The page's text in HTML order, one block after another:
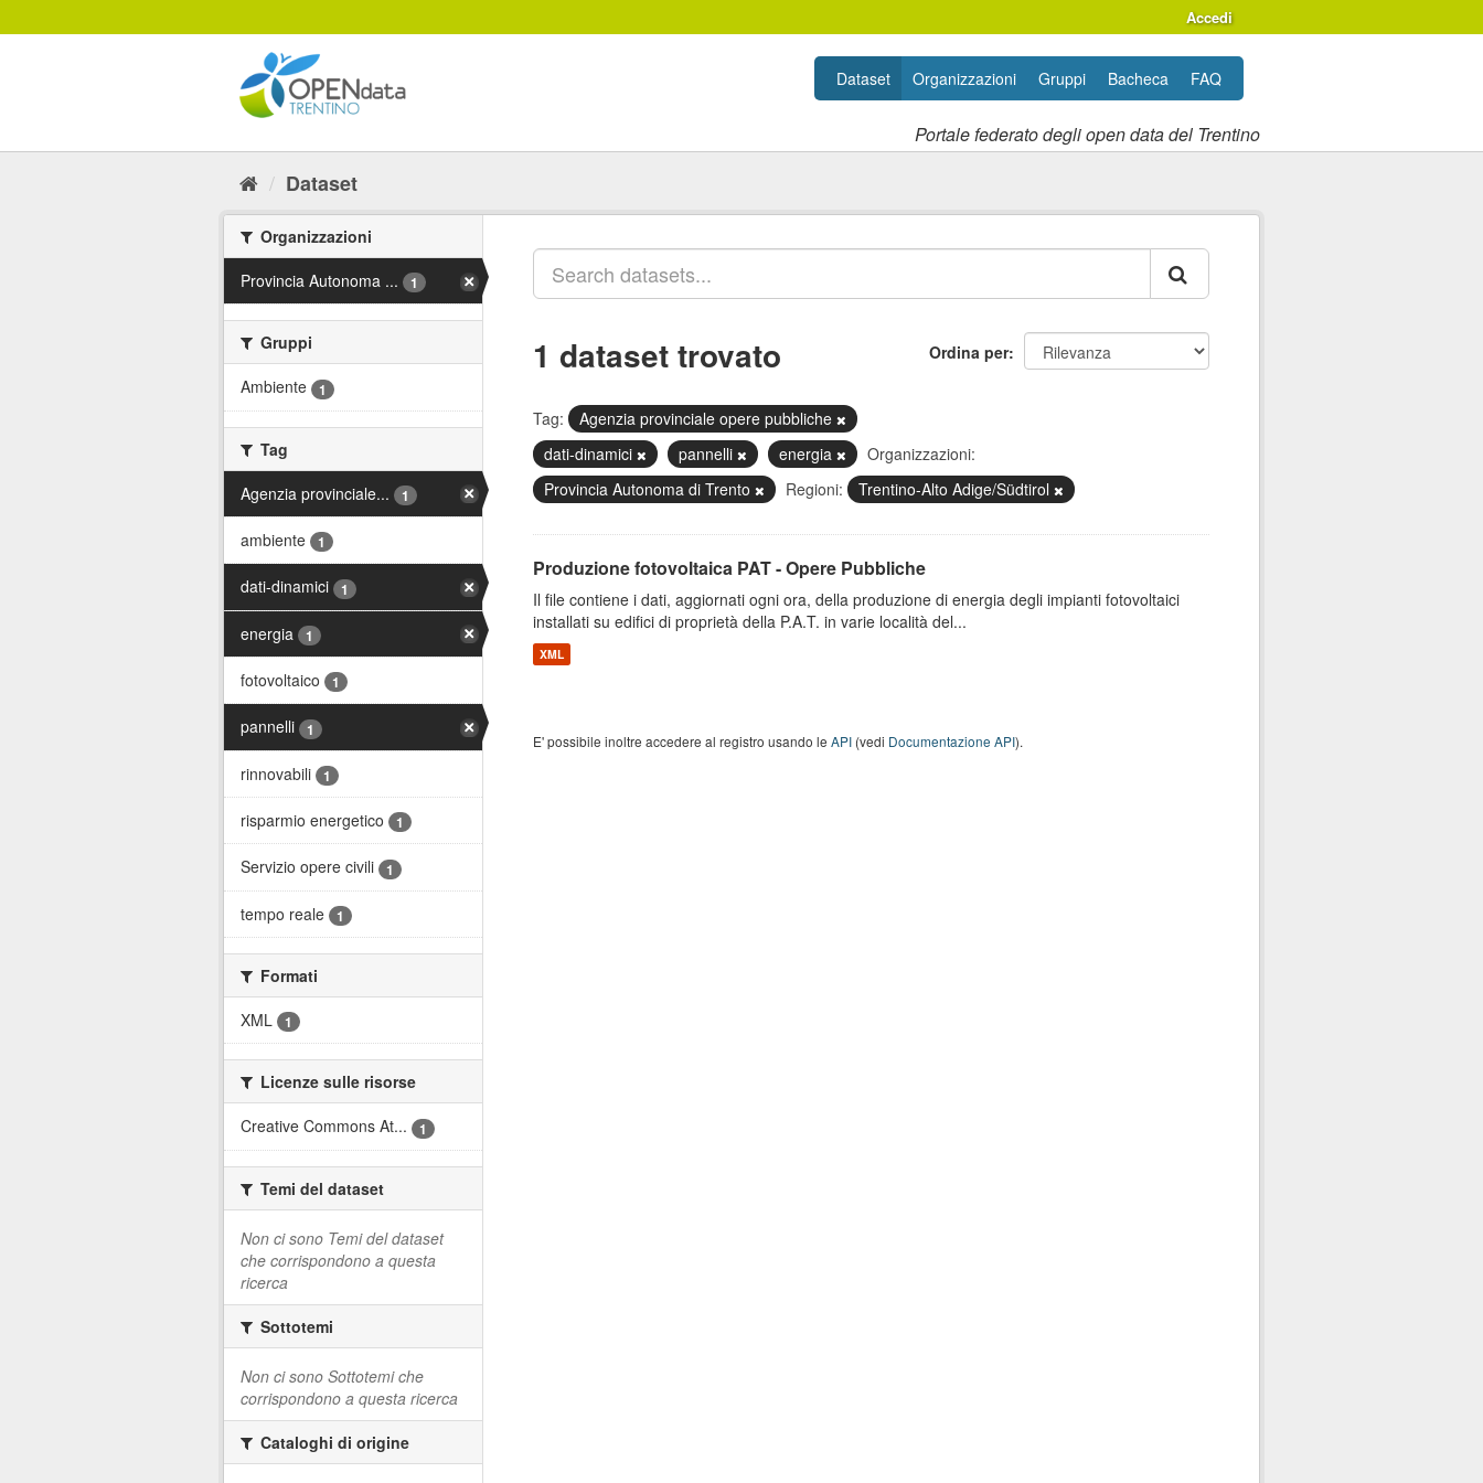
al
Accedi
Portale federato degli open data del Trentino
Dataset Organizzazioni Gruppi Bacheca FAQ
Dataset
Organizzazioni
Provincia Autonoma ...
1
Gruppi
Ambiente
1
Tag
Agenzia provinciale...
1
ambiente 1
dati-dinamici 1
energia 1
fotovoltaico 1
pannelli 1
rinnovabili 1
risparmio energetico 1
Servizio opere civili 1
tempo reale 1
Formati
XML
1
Licenze sulle risorse
Creative Commons At...
1
Temi del dataset
Non ci sono Temi del dataset
che corrispondono a questa
ricerca
Sottotemi
Non ci sono Sottotemi che
corrispondono a questa ricerca
Cataloghi di origine
Ordina per
1 dataset trovato
Tag:
Agenzia provinciale opere pubbliche
dati-dinamici
pannelli energia
Organizzazioni:
Provincia Autonoma di Trento
Regioni: Trentino-Alto Adige/Südtirol
Produzione fotovoltaica PAT - Opere Pubbliche
Il file contiene i dati, aggiornati ogni ora, della produzione di energia degli impianti fotovoltaici
installati su edifici di proprietà della P.A.T. in varie località del...
XML
E' possibile inoltre accedere al registro usando le API(vedi Documentazione API).